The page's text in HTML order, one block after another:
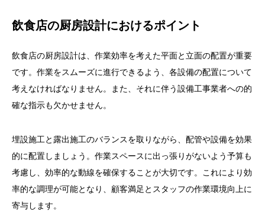
飲食店の厨房設計におけるポイント
飲食店の厨房設計は、作業効率を考えた平面と立面の配置が重要
です。作業をスムーズに進行できるよう、各設備の配置について
考えなければなりません。また、それに伴う設備工事業者への的
確な指示も欠かせません。
埋設施工と露出施工のバランスを取りながら、配管や設備を効果
的に配置しましょう。作業スペースに出っ張りがないよう予算も
考慮し、効率的な動線を確保することが大切です。これにより効
率的な調理が可能となり、顧客満足とスタッフの作業環境向上に
寄与します。